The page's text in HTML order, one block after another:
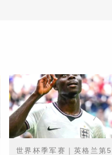
世界杯季军赛｜英格兰第5